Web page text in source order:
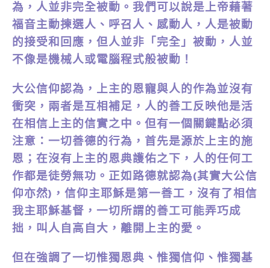
為，人並非完全被動。我們可以說是上帝藉著
福音主動揀選人、呼召人、感動人，人是被動
的接受和回應，但人並非「完全」被動，人並
不像是機械人或電腦程式般被動！
大公信仰認為，上主的恩寵與人的作為並沒有
衝突，兩者是互相補足，人的善工反映他是活
在相信上主的信實之中。但有一個關鍵點必須
注意：一切善德的行為，首先是源於上主的施
恩；在沒有上主的恩典護佑之下，人的任何工
作都是徒勞無功。正如路德就認為(其實大公信
仰亦然)，信仰主耶穌是第一善工，沒有了相信
我主耶穌基督，一切所謂的善工可能弄巧成
拙，叫人自高自大，離開上主的愛。
但在強調了一切惟獨恩典、惟獨信仰、惟獨基